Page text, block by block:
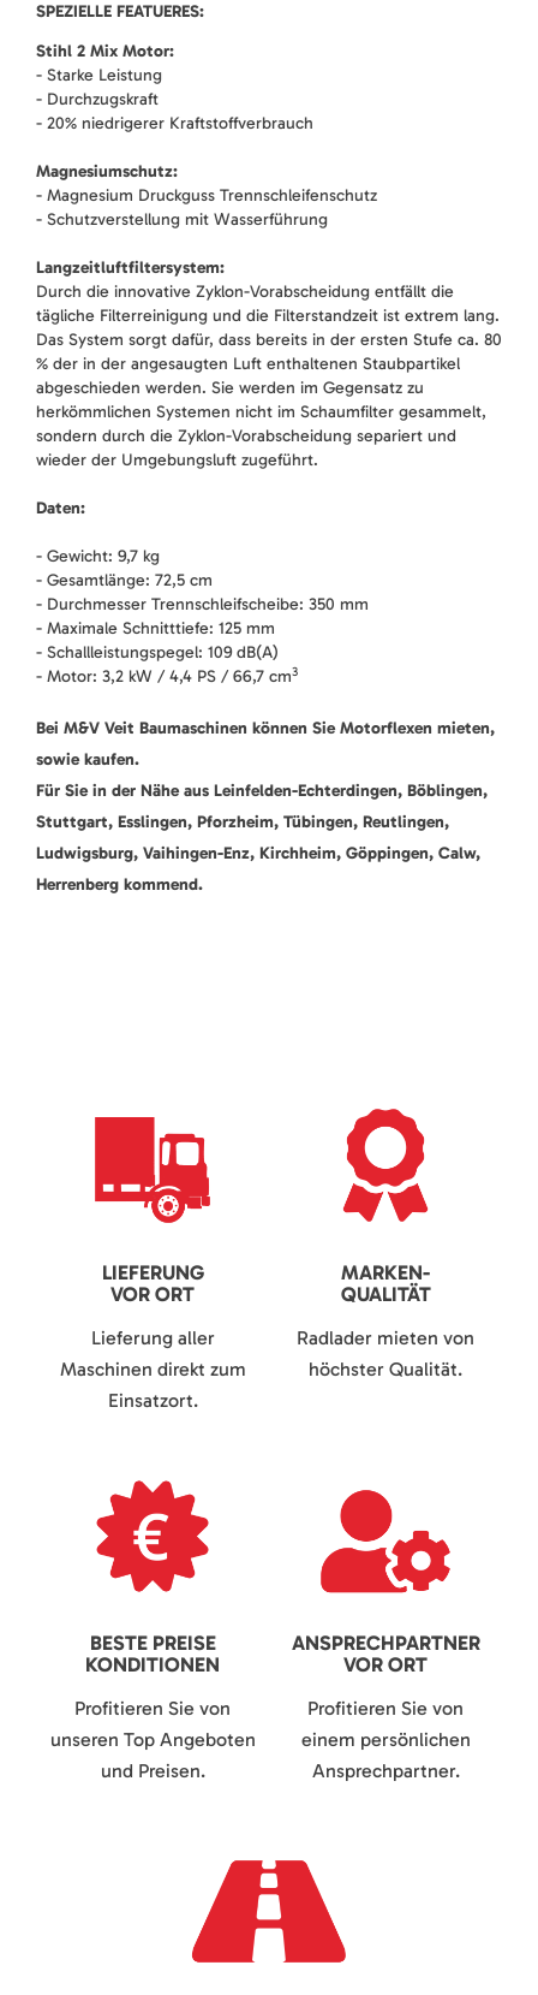
SPEZIELLE FEATUERES:
Stihl 2 Mix Motor:
- Starke Leistung
- Durchzugskraft
- 20% niedrigerer Kraftstoffverbrauch
Magnesiumschutz:
- Magnesium Druckguss Trennschleifenschutz
- Schutzverstellung mit Wasserführung
Langzeitluftfiltersystem:
Durch die innovative Zyklon-Vorabscheidung entfällt die
tägliche Filterreinigung und die Filterstandzeit ist extrem lang.
Das System sorgt dafür, dass bereits in der ersten Stufe ca. 80
% der in der angesaugten Luft enthaltenen Staubpartikel
abgeschieden werden. Sie werden im Gegensatz zu
herkömmlichen Systemen nicht im Schaumfilter gesammelt,
sondern durch die Zyklon-Vorabscheidung separiert und
wieder der Umgebungsluft zugeführt.
Daten:
- Gewicht: 9,7 kg
- Gesamtlänge: 72,5 cm
- Durchmesser Trennschleifscheibe: 350 mm
- Maximale Schnitttiefe: 125 mm
- Schallleistungspegel: 109 dB(A)
- Motor: 3,2 kW / 4,4 PS / 66,7 cm3
Bei M&V Veit Baumaschinen können Sie Motorflexen mieten,
sowie kaufen.
Für Sie in der Nähe aus Leinfelden-Echterdingen, Böblingen,
Stuttgart, Esslingen, Pforzheim, Tübingen, Reutlingen,
Ludwigsburg, Vaihingen-Enz, Kirchheim, Göppingen, Calw,
Herrenberg kommend.
LIEFERUNG
VOR ORT
Lieferung aller
Maschinen direkt zum
Einsatzort.
MARKEN-
QUALITÄT
Radlader mieten von
höchster Qualität.
BESTE PREISE
KONDITIONEN
Profitieren Sie von
unseren Top Angeboten
und Preisen.
ANSPRECHPARTNER
VOR ORT
Profitieren Sie von
einem persönlichen
Ansprechpartner.